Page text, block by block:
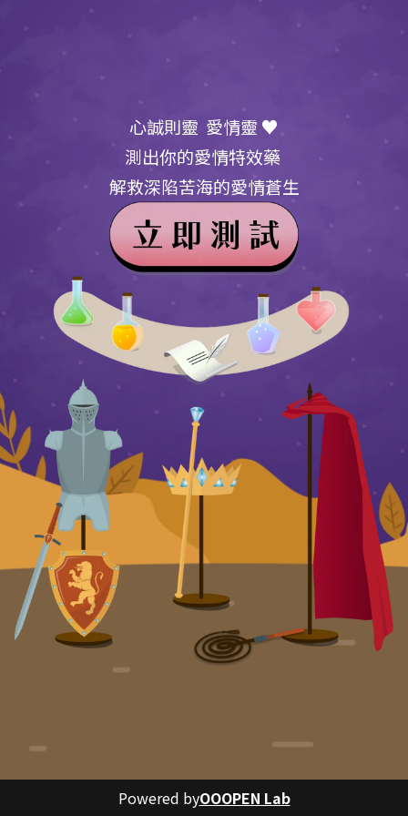
心誠則靈  愛情靈 ♥
測出你的愛情特效藥
解救深陷苦海的愛情蒼生
Powered byOOOPEN Lab